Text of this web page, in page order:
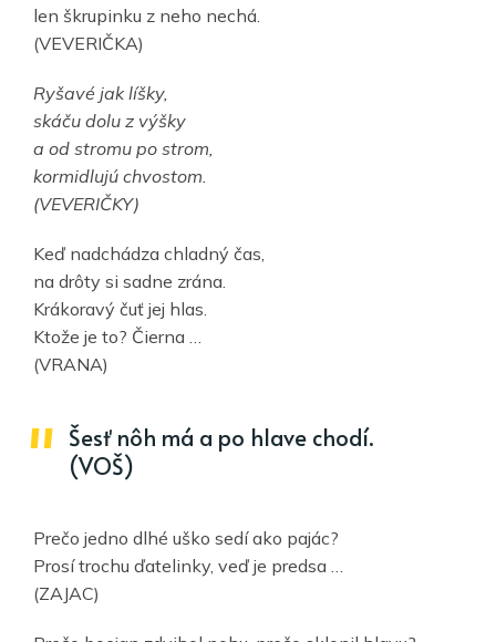
len škrupinku z neho nechá.
(VEVERIČKA)
Ryšavé jak líšky,
skáču dolu z výšky
a od stromu po strom,
kormidlujú chvostom.
(VEVERIČKY)
Keď nadchádza chladný čas,
na drôty si sadne zrána.
Krákoravý čuť jej hlas.
Ktože je to? Čierna …
(VRANA)
Šesť nôh má a po hlave chodí.
(VOŠ)
Prečo jedno dlhé uško sedí ako pajác?
Prosí trochu ďatelinky, veď je predsa …
(ZAJAC)